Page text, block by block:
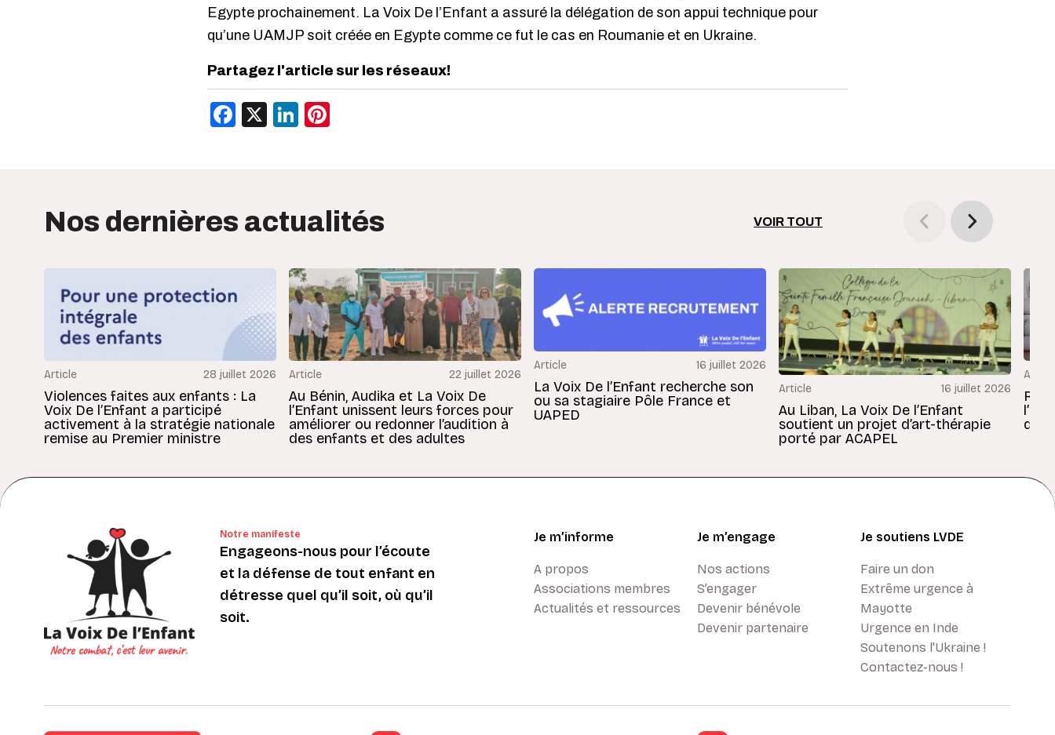
Egypte prochainement. La Voix De l’Enfant a assuré la délégation de son appui technique pour
qu’une UAMJP soit créée en Egypte comme ce fut le cas en Roumanie et en Ukraine.
Partagez l'article sur les réseaux!
Facebook
X LinkedIn
Nos dernières actualités VOIR TOUT
Article 28 juillet 2026
Violences faites aux enfants : La
Voix De l’Enfant a participé
activement à la stratégie nationale
remise au Premier ministre
Article 22 juillet 2026
Au Bénin, Audika et La Voix De
l’Enfant unissent leurs forces pour
améliorer ou redonner l’audition à
des enfants et des adultes
Article 16 juillet 2026
La Voix De l’Enfant recherche son
ou sa stagiaire Pôle France et
UAPED
Article 16 juillet 2026
Au Liban, La Voix De l’Enfant
soutient un projet d’art-thérapie
porté par ACAPEL
Notre manifeste
Engageons-nous pour l’écoute
et la défense de tout enfant en
détresse quel qu’il soit, où qu’il
soit.
Je m’informe
A propos
Associations membres
Actualités et ressources
Je m’engage
Nos actions
S’engager
Devenir bénévole
Devenir partenaire
Je soutiens LVDE
Faire un don
Extrême urgence à
Mayotte
Urgence en Inde
Soutenons l'Ukraine !
Contactez-nous !